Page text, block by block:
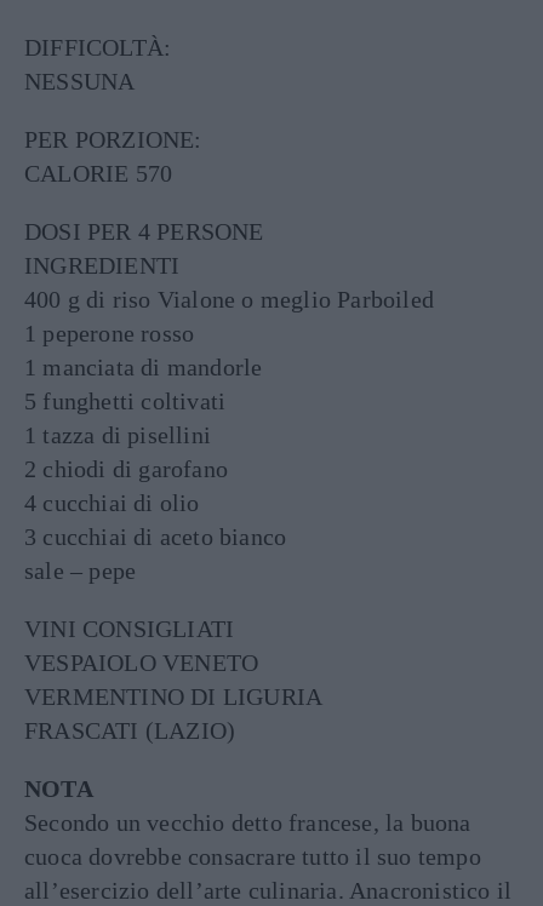
DIFFICOLTÀ:
NESSUNA
PER PORZIONE:
CALORIE 570
DOSI PER 4 PERSONE
INGREDIENTI
400 g di riso Vialone o meglio Parboiled
1 peperone rosso
1 manciata di mandorle
5 funghetti coltivati
1 tazza di pisellini
2 chiodi di garofano
4 cucchiai di olio
3 cucchiai di aceto bianco
sale – pepe
VINI CONSIGLIATI
VESPAIOLO VENETO
VERMENTINO DI LIGURIA
FRASCATI (LAZIO)
NOTA
Secondo un vecchio detto francese, la buona
cuoca dovrebbe consacrare tutto il suo tempo
all’esercizio dell’arte culinaria. Anacronistico il